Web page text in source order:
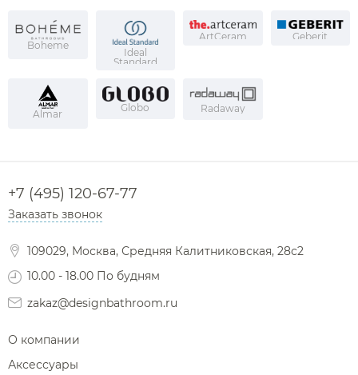
Boheme
Ideal
Standard
ArtCeram Geberit
Almar
Globo Radaway
+7 (495) 120-67-77
Заказать звонок
109029, Москва, Средняя Калитниковская, 28с2
10.00 - 18.00 По будням
zakaz@designbathroom.ru
О компании
Аксессуары